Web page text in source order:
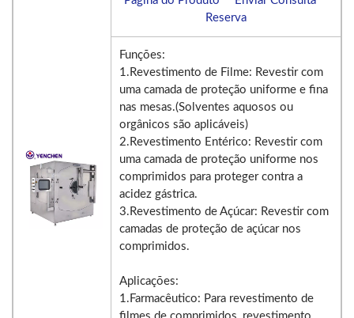
Reserva
Funções:
1.Revestimento de Filme: Revestir com
uma camada de proteção uniforme e fina
nas mesas.(Solventes aquosos ou
orgânicos são aplicáveis)
2.Revestimento Entérico: Revestir com
uma camada de proteção uniforme nos
comprimidos para proteger contra a
acidez gástrica.
3.Revestimento de Açúcar: Revestir com
camadas de proteção de açúcar nos
comprimidos.
Aplicações:
1.Farmacêutico: Para revestimento de